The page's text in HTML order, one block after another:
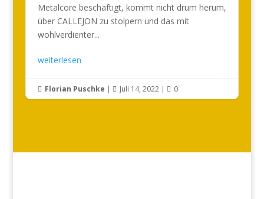
Metalcore beschäftigt, kommt nicht drum herum,
über CALLEJON zu stolpern und das mit
wohlverdienter...
weiterlesen
 Florian Puschke |  Juli 14, 2022|  0